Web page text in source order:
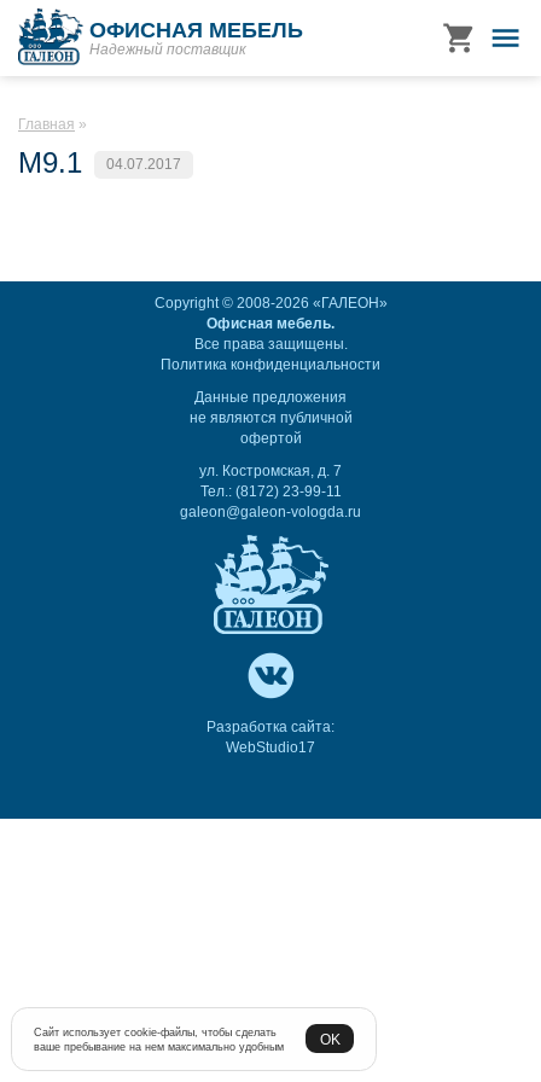
ОФИСНАЯ МЕБЕЛЬ
Надежный поставщик
Главная
M9.1 04.07.2017
Copyright © 2008-2026 «ГАЛЕОН»
Офисная мебель.
Все права защищены.
Политика конфиденциальности
Данные предложения
не являются публичной
офертой
ул. Костромская, д. 7
Тел.: (8172) 23-99-11
galeon@galeon-vologda.ru
Разработка сайта:
WebStudio17
Сайт использует cookie-файлы, чтобы сделать
ваше пребывание на нем максимально удобным
OK